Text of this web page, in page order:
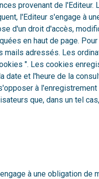
provenant de l'Editeur.
l'Editeur s'engage à
d'un droit d'accès,
en haut de page.
adressés. Les
". Les cookies
et l'heure de la
à
que, dans un tel
à une obligation de